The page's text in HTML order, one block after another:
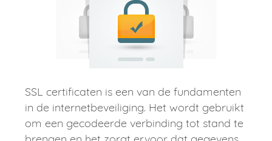
SSL certificaten is een van de fundamenten
in de internetbeveiliging. Het wordt gebruikt
om een gecodeerde verbinding tot stand te